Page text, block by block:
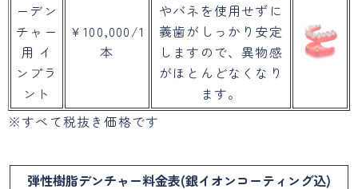
ーデン
チャー
用 イ
ンプラ
ント
￥100,000/1
本
やバネを使用せずに
義歯がしっかり安定
しますので、異物感
がほとんどなくなり
ます。
※すべて税抜き価格です
弾性樹脂デンチャー料金表(銀イオンコーティング込)